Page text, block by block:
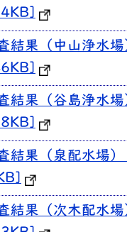
結果（中山浄水
結果（谷島浄水
結果（泉配水場
結果（次木配水